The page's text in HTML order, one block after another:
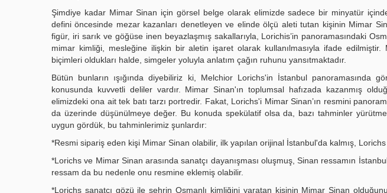
Şimdiye kadar Mimar Sinan için görsel belge olarak elimizde sadece bir minyatür
defini öncesinde mezar kazanları denetleyen ve elinde ölçü aleti tutan kişinin Mimar
figür, iri sarık ve göğüse inen beyazlaşmış sakallarıyla, Lorichis’in panoramasındaki
mimar kimliği, mesleğine ilişkin bir aletin işaret olarak kullanılmasıyla ifade edilmiştir.
biçimleri oldukları halde, simgeler yoluyla anlatım çağın ruhunu yansıtmaktadır.
Bütün bunların ışığında diyebiliriz ki, Melchior Lorichs'in İstanbul panoramasında
konusunda kuvvetli deliler vardır. Mimar Sinan'ın toplumsal hafızada kazanmış
elimizdeki ona ait tek batı tarzı portredir. Fakat, Lorichs'i Mimar Sinan’ın resmini
da üzerinde düşünülmeye değer. Bu konuda spekülatif olsa da, bazı tahminler
uygun gördük, bu tahminlerimiz şunlardır:
*Resmi sipariş eden kişi Mimar Sinan olabilir, ilk yapılan orijinal İstanbul'da kalmış,
*Lorichs ve Mimar Sinan arasında sanatçı dayanışması oluşmuş, Sinan ressamın
ressam da bu nedenle onu resmine eklemiş olabilir.
*Lorichs sanatçı gözü ile şehrin Osmanlı kimliğini yaratan kişinin Mimar Sinan